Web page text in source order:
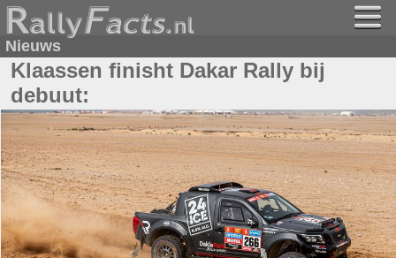
Nieuws
Klaassen finisht Dakar Rally bij
debuut: